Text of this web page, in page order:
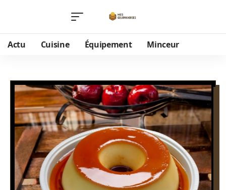
Actu Cuisine Équipement Minceur